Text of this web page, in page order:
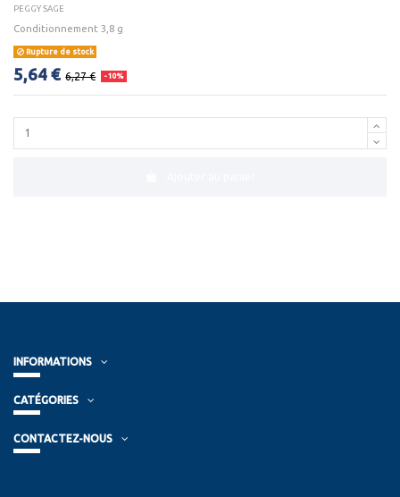
PEGGY SAGE
Conditionnement 3,8 g
Rupture de stock
5,64 € 6,27 € -10%
INFORMATIONS
CATÉGORIES
CONTACTEZ-NOUS